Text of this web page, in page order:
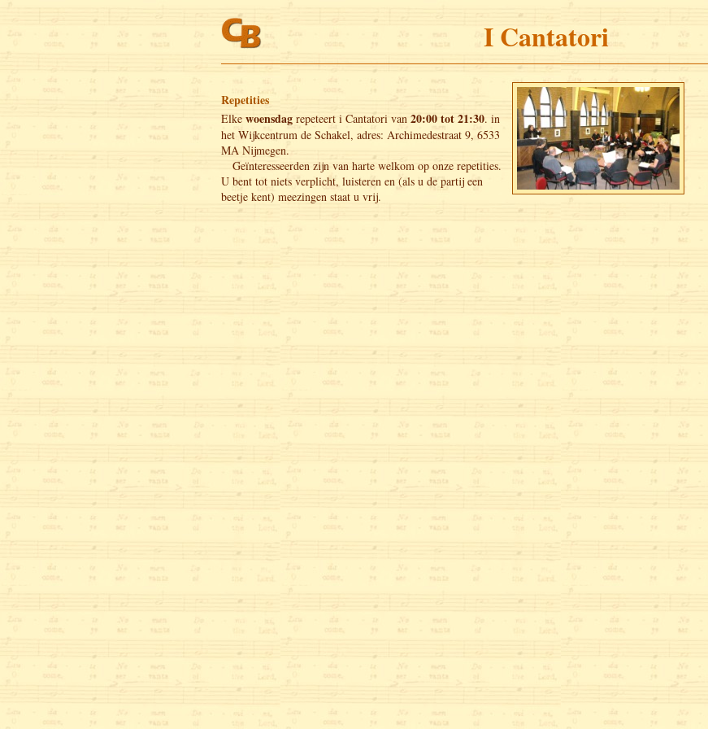
I Cantatori
Repetities
Elke woensdag repeteert i Cantatori van 20:00 tot 21:30. in
het Wijkcentrum de Schakel, adres: Archimedestraat 9, 6533
MA Nijmegen.
Geïnteresseerden zijn van harte welkom op onze repetities.
U bent tot niets verplicht, luisteren en (als u de partij een
beetje kent) meezingen staat u vrij.